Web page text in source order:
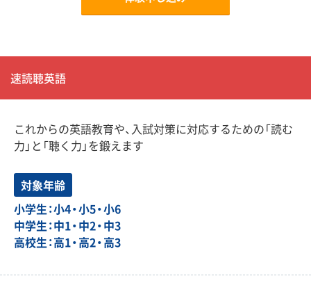
速読聴英語
これからの英語教育や、入試対策に対応するための「読む
力」と「聴く力」を鍛えます
対象年齢
小学生：小4・小5・小6
中学生：中1・中2・中3
高校生：高1・高2・高3